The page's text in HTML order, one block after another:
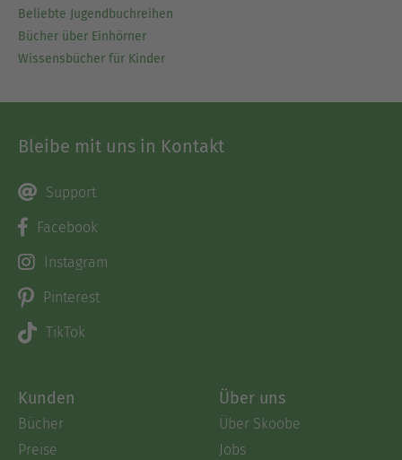
Beliebte Jugendbuchreihen
Bücher über Einhörner
Wissensbücher für Kinder
Bleibe mit uns in Kontakt
Support
Facebook
Instagram
Pinterest
TikTok
Kunden
Bücher
Preise
Über uns
Über Skoobe
Jobs